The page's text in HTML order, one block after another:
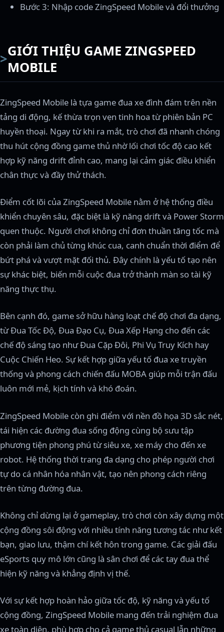
Bước 3: Nhập code ZingSpeed Mobile và đổi thưởng
GIỚI THIỆU GAME ZINGSPEED
MOBILE
ZingSpeed Mobile là tựa game đua xe đình đám trên nền
tảng di động, kế thừa trọn vẹn tinh hoa từ phiên bản PC
huyền thoại. Ngay từ khi ra mắt, trò chơi đã nhanh chóng
thu hút cộng đồng game thủ nhờ lối chơi tốc độ cao kết
hợp kỹ năng drift đỉnh cao, mang lại cảm giác điều khiển
chân thực và đầy thử thách.
Điểm cốt lõi của ZingSpeed Mobile nằm ở hệ thống điều
khiển chuyên sâu, đặc biệt là kỹ năng drift và Power Storm
quen thuộc. Người chơi không chỉ đơn thuần tăng tốc mà
còn phải làm chủ từng khúc cua, canh chuẩn thời điểm để
bứt phá và vượt mặt đối thủ. Đây chính là yếu tố tạo nên
sự khác biệt, biến mỗi cuộc đua trở thành màn so tài kỹ
năng thực thụ.
Bên cạnh đó, game sở hữu hàng loạt chế độ chơi đa dạng,
từ Đua Tốc Độ, Đua Đạo Cụ, Đua Xếp Hạng cho đến các
chế độ sáng tạo như Đua Cặp Đôi, Phi Vụ Truy Kích hay
Cuộc Chiến Heo. Sự kết hợp giữa yếu tố đua xe truyền
thống và phong cách chiến đấu MOBA giúp mỗi trận đấu
luôn mới mẻ, kịch tính và khó đoán.
ZingSpeed Mobile còn ghi điểm với nền đồ họa 3D sắc nét,
tái hiện các đường đua sống động cùng bộ sưu tập
phương tiện phong phú từ siêu xe, xe máy cho đến xe
robot. Hệ thống thời trang đa dạng cho phép người chơi
tự do cá nhân hóa nhân vật, tạo nên phong cách riêng
trên từng đường đua.
Không chỉ dừng lại ở gameplay, trò chơi còn xây dựng một
cộng đồng sôi động với nhiều tính năng tương tác như kết
bạn, giao lưu, thậm chí kết hôn trong game. Các giải đấu
eSports quy mô lớn cũng là sân chơi để các tay đua thể
hiện kỹ năng và khẳng định vị thế.
Với sự kết hợp hoàn hảo giữa tốc độ, kỹ năng và yếu tố
cộng đồng, ZingSpeed Mobile mang đến trải nghiệm đua
xe toàn diện, phù hợp cho cả game thủ casual lẫn những